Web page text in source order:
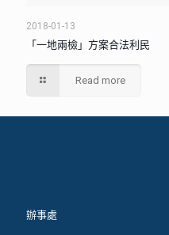
2018-01-13
「一地兩檢」方案合法利民
Read more
辦事處